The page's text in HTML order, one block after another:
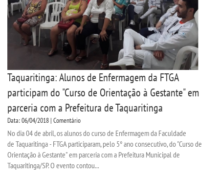
Taquaritinga: Alunos de Enfermagem da FTGA
participam do "Curso de Orientação à Gestante" em
parceria com a Prefeitura de Taquaritinga
Data: 06/04/2018 | Comentário
No dia 04 de abril, os alunos do curso de Enfermagem da Faculdade
de Taquaritinga - FTGA participaram, pelo 5° ano consecutivo, do "Curso de
Orientação à Gestante" em parceria com a Prefeitura Municipal de
Taquaritinga/SP. O evento contou...